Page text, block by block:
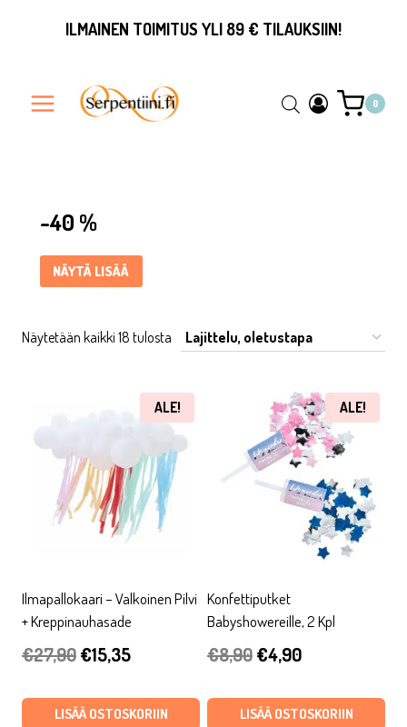
ILMAINEN TOIMITUS YLI 89 € TILAUKSIIN!
0
-40 % ... Content continues. Activate the Näytä lisää
-40 %
NÄYTÄ LISÄÄ
Näytetään kaikki 18 tulosta
ALE!
Ilmapallokaari – Valkoinen Pilvi
+ Kreppinauhasade
€27,90Alkuperäinen
oli:
€15,35Nykyinen
on:
LISÄÄ OSTOSKORIIN
ALE!
Konfettiputket
Babyshowereille, 2 Kpl
€8,90Alkuperäinen
oli:
€4,90Nykyinen
on:
LISÄÄ OSTOSKORIIN